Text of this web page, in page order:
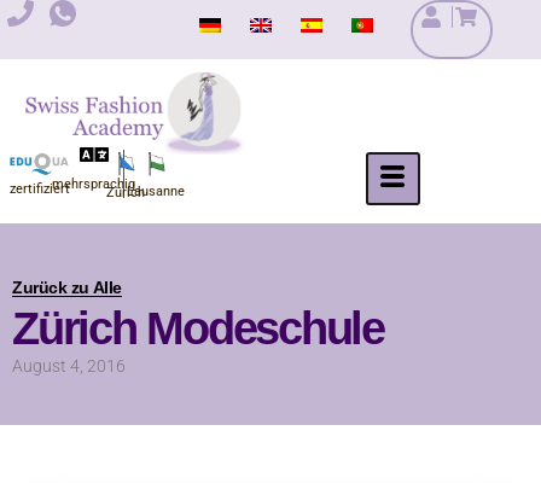
Zum
zertifiziertmehrsprachig
ZürichLausanne
Zurück zu Alle
Zürich Modeschule
August 4, 2016